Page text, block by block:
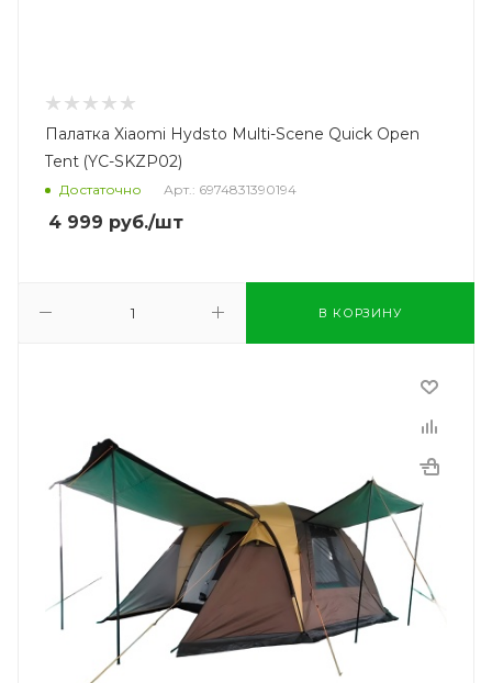
Палатка Xiaomi Hydsto Multi-Scene Quick Open
Tent (YC-SKZP02)
Достаточно Арт.: 6974831390194
4 999 руб./шт
В КОРЗИНУ